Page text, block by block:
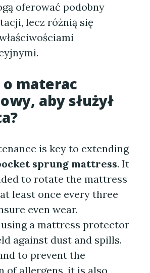
oferować podobny
lecz różnią się
o materac
aby służył
is key to extending
sprung mattress. It
to rotate the mattress
least once every three
even wear.
a mattress protector
against dust and spills.
to prevent the
of allergens, it is also